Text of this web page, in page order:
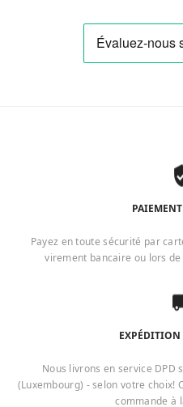
Payez en toute sécurité par
virement bancaire ou lors
Nous livrons en service DPD
(Luxembourg) - selon votre choix!
commande à